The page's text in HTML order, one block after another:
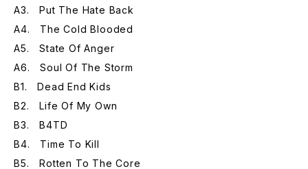
A3. Put The Hate Back
A4. The Cold Blooded
A5. State Of Anger
A6. Soul Of The Storm
B1. Dead End Kids
B2. Life Of My Own
B3. B4TD
B4. Time To Kill
B5. Rotten To The Core